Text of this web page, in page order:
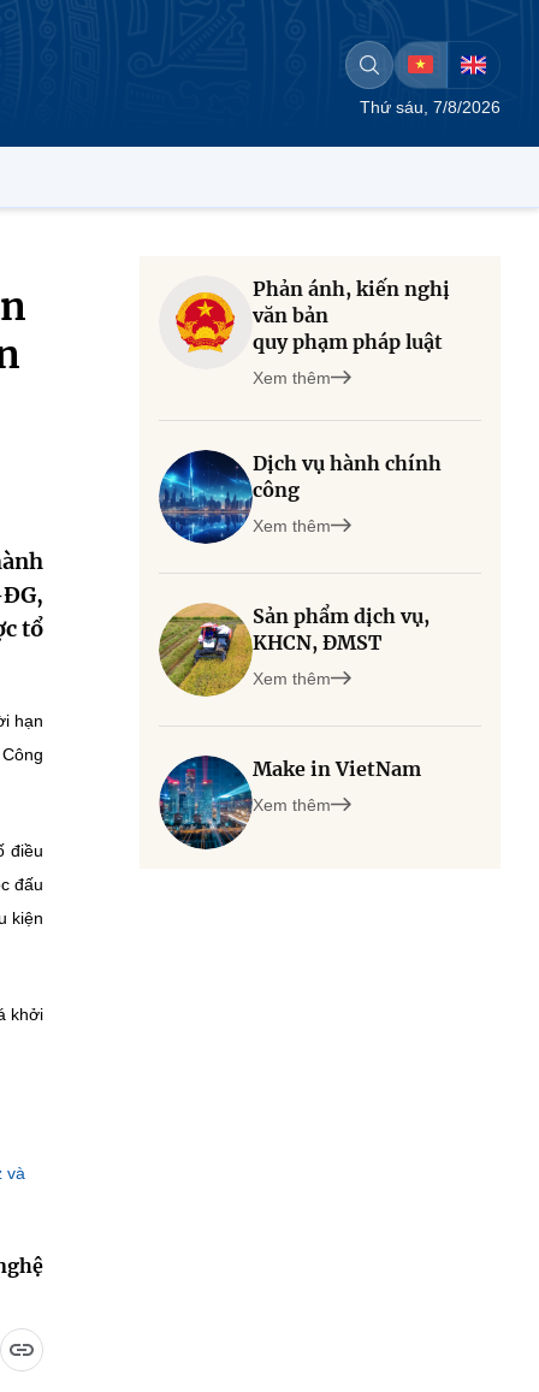
Thứ sáu, 7/8/2026
tổ
hạn
điều
đấu
kiện
khởi
và
Phản ánh, kiến nghị
văn bản
quy phạm pháp luật
Xem thêm
Dịch vụ hành chính
công
Xem thêm
Sản phẩm dịch vụ,
KHCN, ĐMST
Xem thêm
Make in VietNam
Xem thêm